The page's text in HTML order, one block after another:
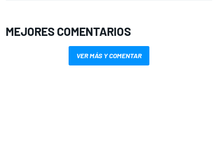
MEJORES COMENTARIOS
VER MÁS Y COMENTAR